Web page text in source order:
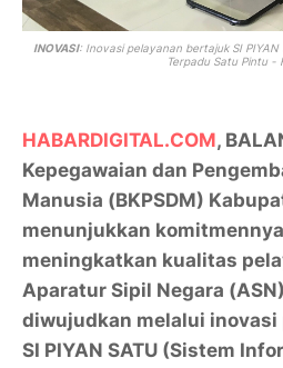
INOVASI: Inovasi pelayanan bertajuk SI
Terpadu Satu Pintu -
HABARDIGITAL.COM,
Kepegawaian dan
Manusia (BKPSDM)
menunjukkan
meningkatkan kualitas
Aparatur Sipil Negara
diwujudkan melalui
SI PIYAN SATU (Sistem